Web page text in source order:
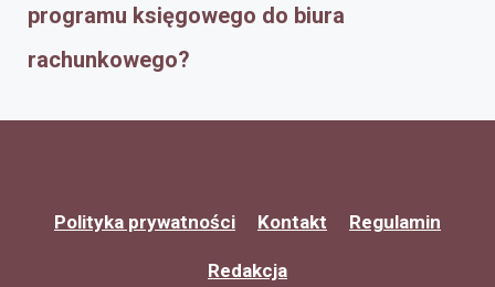
programu księgowego do biura
rachunkowego?
Polityka prywatności Kontakt Regulamin
Redakcja